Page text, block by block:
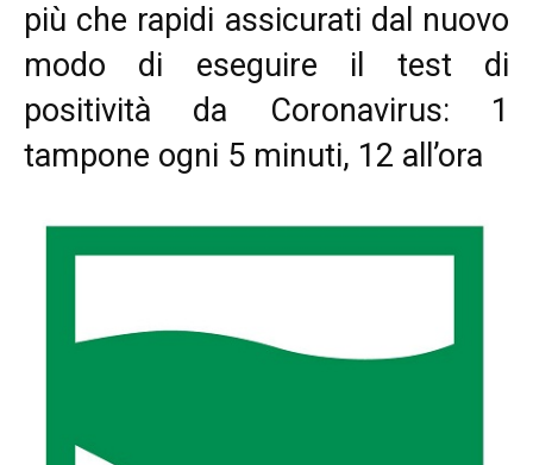
più che rapidi assicurati dal nuovo
modo di eseguire il test di
positività da Coronavirus: 1
tampone ogni 5 minuti, 12 all’ora